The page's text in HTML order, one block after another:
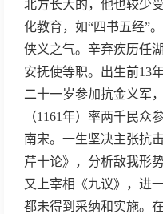
北方长大的，他也较少
化教育，如“四书五经”
侠义之气。辛弃疾历任
安抚使等职。出生前13
二十一岁参加抗金义军
（1161年）率两千民众
南宋。一生坚决主张抗
芹十论》，分析敌我形
又上宰相《九议》，进
都未得到采纳和实施。